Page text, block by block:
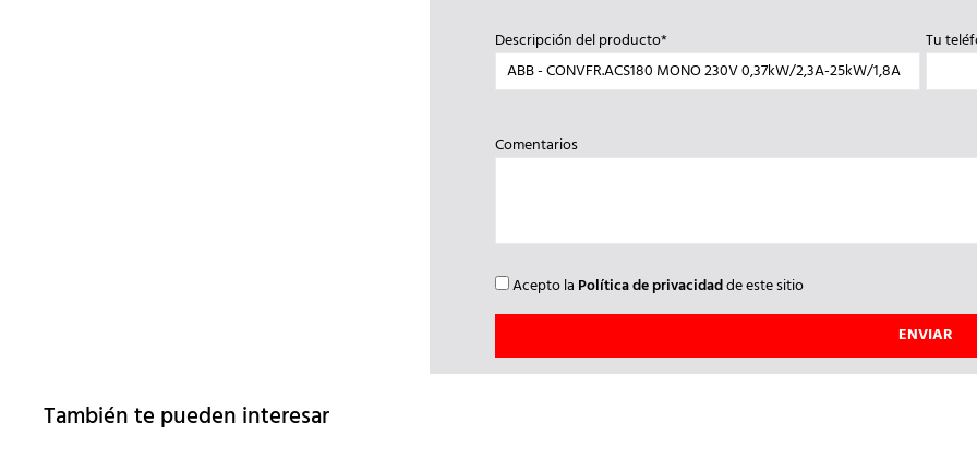
Descripción del producto* Tu
Comentarios
Acepto la Política de privacidadde este sitio
También te pueden interesar